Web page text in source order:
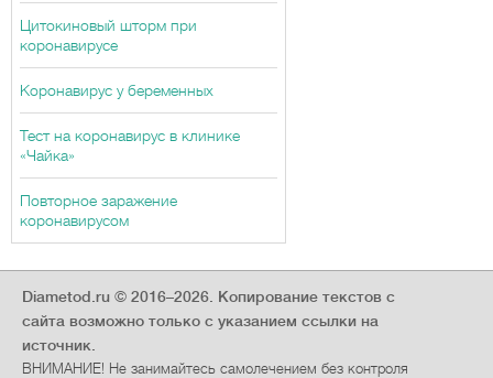
Цитокиновый шторм при
коронавирусе
Коронавирус у беременных
Тест на коронавирус в клинике
«Чайка»
Повторное заражение
коронавирусом
Diametod.ru © 2016–2026. Копирование текстов с
сайта возможно только с указанием ссылки на
источник.
ВНИМАНИЕ! Не занимайтесь самолечением без контроля